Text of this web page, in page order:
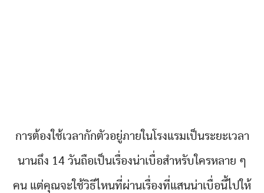
การต้องใช้เวลากักตัวอยู่ภายในโรงแรมเป็นระยะเวลา
นานถึง 14 วันถือเป็นเรื่องน่าเบื่อสำหรับใครหลาย ๆ
คน แต่คุณจะใช้วิธีไหนที่ผ่านเรื่องที่แสนน่าเบื่อนี้ไปให้